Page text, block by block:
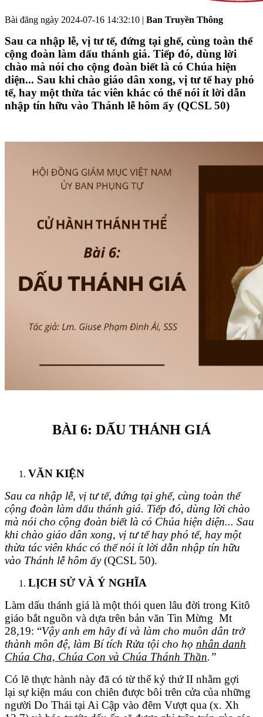
Bài đăng ngày 2024-07-16 14:32:10 | Ban Truyền Thông
Sau ca nhập lễ, vị tư tế, đứng tại ghế, cùng toàn thể
cộng đoàn làm dấu thánh giá. Tiếp đó, dùng lời
chào mà nói cho cộng đoàn biết là có Chúa hiện
diện... Sau khi chào giáo dân xong, vị tư tế hay phó
tế, hay một thừa tác viên khác có thể nói ít lời dẫn
nhập tín hữu vào Thánh lễ hôm ấy (QCSL 50)
BÀI 6: DẤU THÁNH GIÁ
VĂN KIỆN
Sau ca nhập lễ, vị tư tế, đứng tại ghế, cùng toàn thể
cộng đoàn làm dấu thánh giá. Tiếp đó, dùng lời chào
mà nói cho cộng đoàn biết là có Chúa hiện diện... Sau
khi chào giáo dân xong, vị tư tế hay phó tế, hay một
thừa tác viên khác có thể nói ít lời dẫn nhập tín hữu
vào Thánh lễ hôm ấy(QCSL 50).
LỊCH SỬ VÀ Ý NGHĨA
Làm dấu thánh giá là một thói quen lâu đời trong Kitô
giáo bắt nguồn và dựa trên bản văn Tin Mừng Mt
28,19: “Vậy anh em hãy đi và làm cho muôn dân trở
thành môn đệ, làm Bí tích Rửa tội cho họ nhân danh
Chúa Cha, Chúa Con và Chúa Thánh Thần.”
Có lẽ thực hành này đã có từ thế kỷ thứ II nhằm gợi
lại sự kiện máu con chiên được bôi trên cửa của những
người Do Thái tại Ai Cập vào đêm Vượt qua (x. Xh